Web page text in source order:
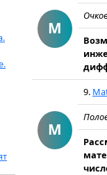
M
M
9.